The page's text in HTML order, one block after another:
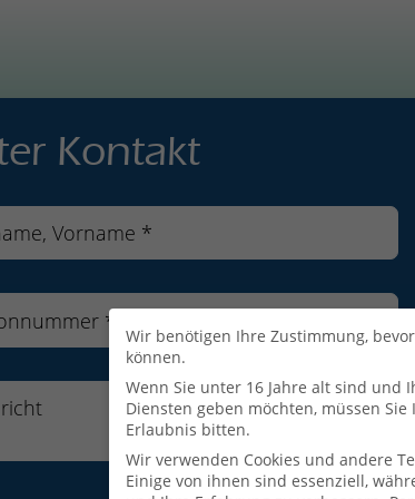
Kontakt
Wir benötigen Ihre Zustimmung,
können.
Wenn Sie unter 16 Jahre alt sind und
Diensten geben möchten, müssen
Erlaubnis bitten.
Wir verwenden Cookies und andere
Einige von ihnen sind essenziell,